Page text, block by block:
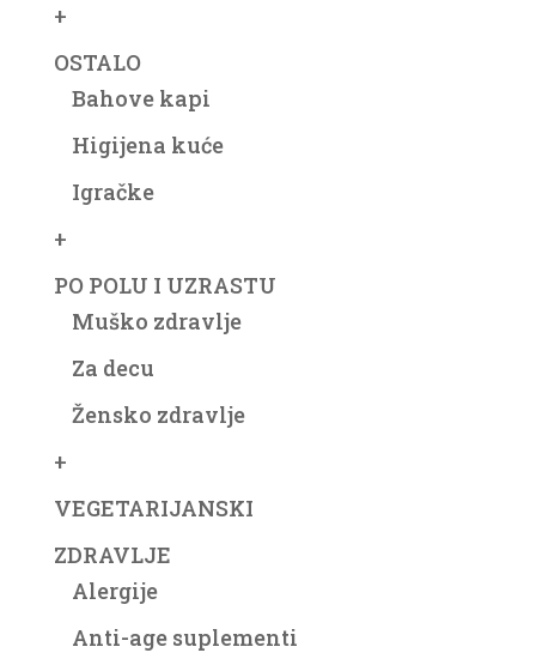
+
OSTALO
Bahove kapi
Higijena kuće
Igračke
+
PO POLU I UZRASTU
Muško zdravlje
Za decu
Žensko zdravlje
+
VEGETARIJANSKI
ZDRAVLJE
Alergije
Anti-age suplementi